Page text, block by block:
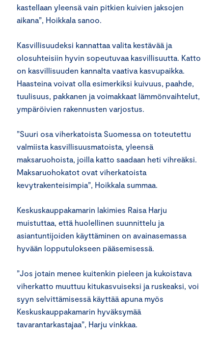
kastellaan yleensä vain pitkien kuivien jaksojen
aikana”, Hoikkala sanoo.
Kasvillisuudeksi kannattaa valita kestävää ja
olosuhteisiin hyvin sopeutuvaa kasvillisuutta. Katto
on kasvillisuuden kannalta vaativa kasvupaikka.
Haasteina voivat olla esimerkiksi kuivuus, paahde,
tuulisuus, pakkanen ja voimakkaat lämmönvaihtelut,
ympäröivien rakennusten varjostus.
”Suuri osa viherkatoista Suomessa on toteutettu
valmiista kasvillisuusmatoista, yleensä
maksaruohoista, joilla katto saadaan heti vihreäksi.
Maksaruohokatot ovat viherkatoista
kevytrakenteisimpia”, Hoikkala summaa.
Keskuskauppakamarin lakimies Raisa Harju
muistuttaa, että huolellinen suunnittelu ja
asiantuntijoiden käyttäminen on avainasemassa
hyvään lopputulokseen pääsemisessä.
”Jos jotain menee kuitenkin pieleen ja kukoistava
viherkatto muuttuu kitukasvuiseksi ja ruskeaksi, voi
syyn selvittämisessä käyttää apuna myös
Keskuskauppakamarin hyväksymää
tavarantarkastajaa”, Harju vinkkaa.